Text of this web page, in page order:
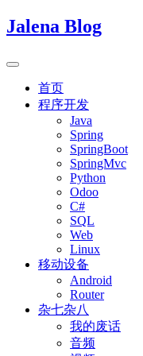
Jalena Blog
首页
程序开发
Java
Spring
SpringBoot
SpringMvc
Python
Odoo
C#
SQL
Web
Linux
移动设备
Android
Router
杂七杂八
我的废话
音频